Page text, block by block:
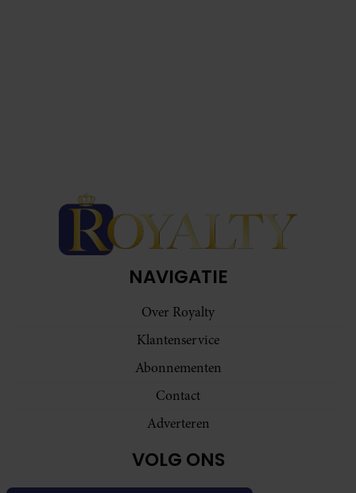
NAVIGATIE
Over Royalty
Klantenservice
Abonnementen
Contact
Adverteren
VOLG ONS